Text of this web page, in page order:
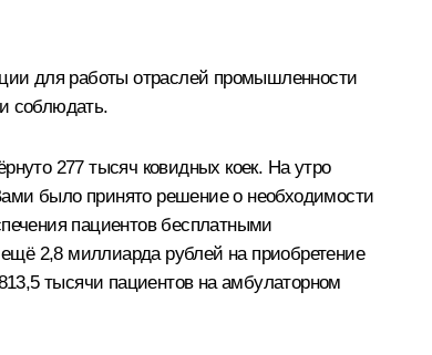
для работы отраслей промышленности
соблюдать.
277 тысяч ковидных коек. На утро
было принято решение о необходимости
пациентов бесплатными
2,8 миллиарда рублей на приобретение
тысячи пациентов на амбулаторном